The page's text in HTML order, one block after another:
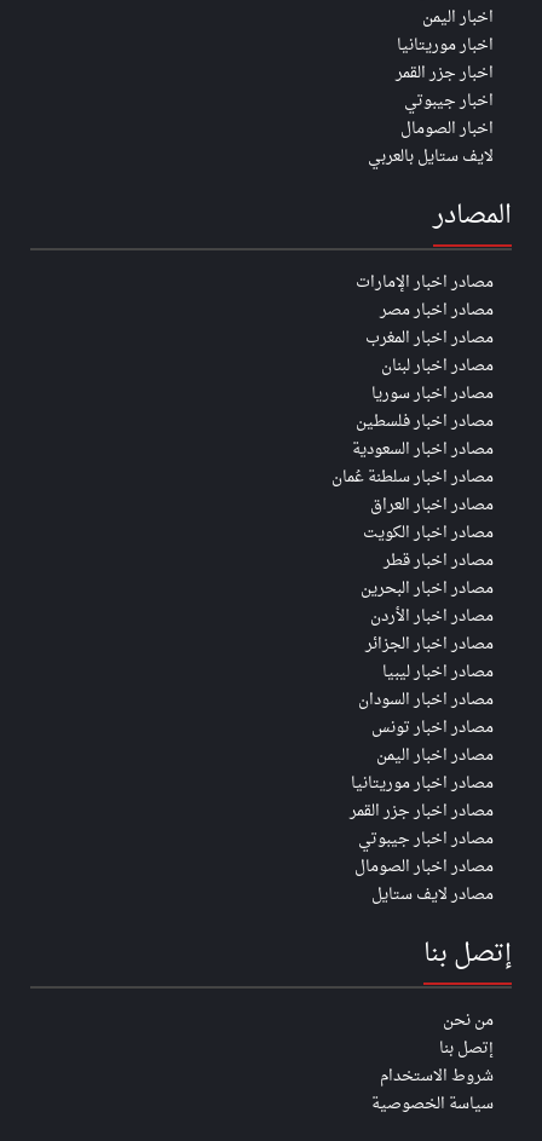
اخبار اليمن
اخبار موريتانيا
اخبار جزر القمر
اخبار جيبوتي
اخبار الصومال
لايف ستايل بالعربي
المصادر
مصادر اخبار الإمارات
مصادر اخبار مصر
مصادر اخبار المغرب
مصادر اخبار لبنان
مصادر اخبار سوريا
مصادر اخبار فلسطين
مصادر اخبار السعودية
مصادر اخبار سلطنة عُمان
مصادر اخبار العراق
مصادر اخبار الكويت
مصادر اخبار قطر
مصادر اخبار البحرين
مصادر اخبار الأردن
مصادر اخبار الجزائر
مصادر اخبار ليبيا
مصادر اخبار السودان
مصادر اخبار تونس
مصادر اخبار اليمن
مصادر اخبار موريتانيا
مصادر اخبار جزر القمر
مصادر اخبار جيبوتي
مصادر اخبار الصومال
مصادر لايف ستايل
إتصل بنا
من نحن
إتصل بنا
شروط الاستخدام
سياسة الخصوصية